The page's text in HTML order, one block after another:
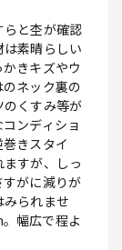
と杢が確認
素晴らしい
きキズやウ
ネック裏の
くすみ等が
ンディショ
きスタイ
すが、しっ
がに減りが
られませ
幅広で程よ